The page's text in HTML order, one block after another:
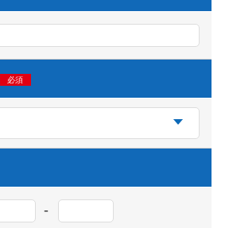
必須
-